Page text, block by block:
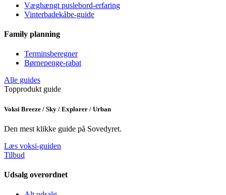
Væghængt puslebord-erfaring
Vinterbadekåbe-guide
Family planning
Terminsberegner
Børnepenge-rabat
Alle guides
Topprodukt guide
Voksi Breeze / Sky / Explorer / Urban
Den mest klikke guide på Sovedyret.
Læs voksi-guiden
Tilbud
Udsalg overordnet